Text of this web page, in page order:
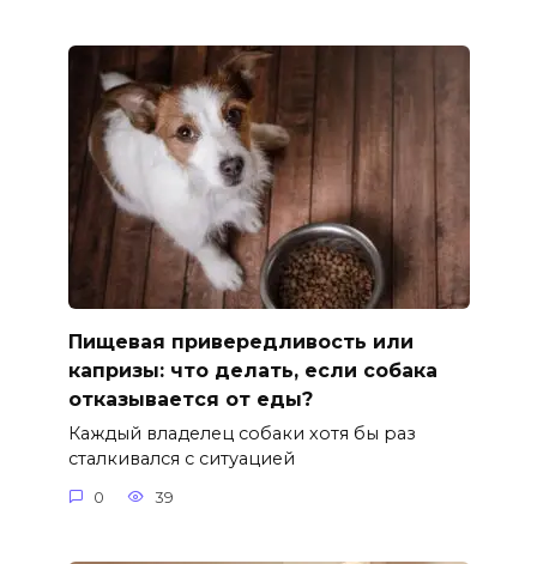
Пищевая привередливость или
капризы: что делать, если собака
отказывается от еды?
Каждый владелец собаки хотя бы раз
сталкивался с ситуацией
0 39